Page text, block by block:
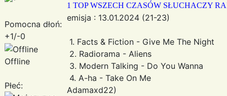
Pomocna dłoń:
+1/-0
Offline
Płeć:
1 TOP WSZECH CZASÓW SŁUCHACZY
emisja : 13.01.2024 (21-23)
1. Facts & Fiction - Give Me The Night
2. Radiorama - Aliens
3. Modern Talking - Do You Wanna
4. A-ha - Take On
Adamaxd22)